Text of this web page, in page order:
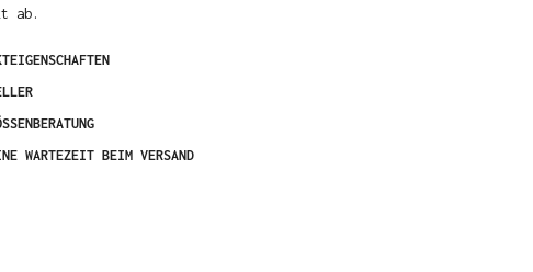
ab.
WARTEZEIT BEIM VERSAND